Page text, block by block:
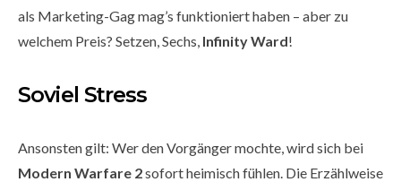
als Marketing-Gag mag’s funktioniert haben – aber zu
welchem Preis? Setzen, Sechs, Infinity Ward!
Soviel Stress
Ansonsten gilt: Wer den Vorgänger mochte, wird sich bei
Modern Warfare 2sofort heimisch fühlen. Die Erzählweise